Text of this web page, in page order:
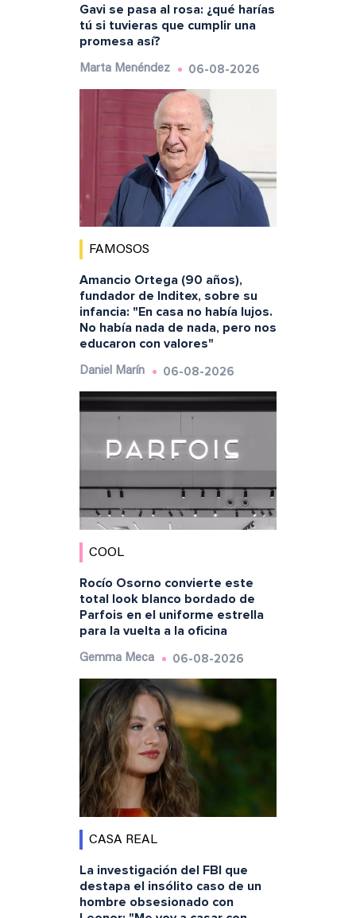
Gavi se pasa al rosa: ¿qué harías
tú si tuvieras que cumplir una
promesa así?
Marta Menéndez 06-08-2026
FAMOSOS
Amancio Ortega (90 años),
fundador de Inditex, sobre su
infancia: "En casa no había lujos.
No había nada de nada, pero nos
educaron con valores"
Daniel Marín 06-08-2026
COOL
Rocío Osorno convierte este
total look blanco bordado de
Parfois en el uniforme estrella
para la vuelta a la oficina
Gemma Meca 06-08-2026
CASA REAL
La investigación del FBI que
destapa el insólito caso de un
hombre obsesionado con